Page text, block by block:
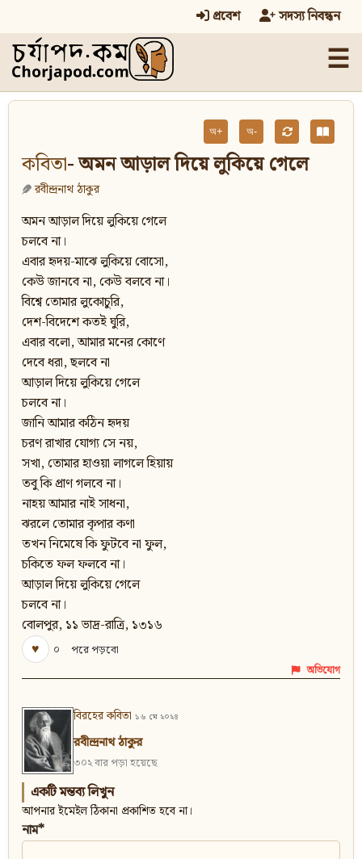
প্রবেশ সদস্য নিবন্ধন
☰
অ+ অ-
কবিতা- অমন আড়াল দিয়ে লুকিয়ে গেলে
রবীন্দ্রনাথ ঠাকুর
অমন আড়াল দিয়ে লুকিয়ে গেলে
চলবে না।
এবার হৃদয়-মাঝে লুকিয়ে বোসো,
কেউ জানবে না, কেউ বলবে না।
বিশ্বে তোমার লুকোচুরি,
দেশ-বিদেশে কতই ঘুরি,
এবার বলো, আমার মনের কোণে
দেবে ধরা, ছলবে না
আড়াল দিয়ে লুকিয়ে গেলে
চলবে না।
জানি আমার কঠিন হৃদয়
চরণ রাখার যোগ্য সে নয়,
সখা, তোমার হাওয়া লাগলে হিয়ায়
তবু কি প্রাণ গলবে না।
নাহয় আমার নাই সাধনা,
ঝরলে তোমার কৃপার কণা
তখন নিমেষে কি ফুটবে না ফুল,
চকিতে ফল ফলবে না।
আড়াল দিয়ে লুকিয়ে গেলে
চলবে না।
বোলপুর, ১১ ভাদ্র-রাত্রি, ১৩১৬
♥
০ পরে পড়বো
অভিযোগ
বিরহের কবিতা ১৬ মে ২০২৪
রবীন্দ্রনাথ ঠাকুর
৩০২ বার পড়া হয়েছে
একটি মন্তব্য লিখুন
আপনার ইমেইল ঠিকানা প্রকাশিত হবে না।
নাম*